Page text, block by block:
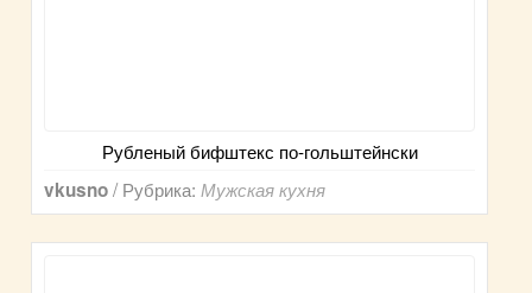
Рубленый бифштекс по-гольштейнски
vkusno/ Рубрика:Мужская кухня